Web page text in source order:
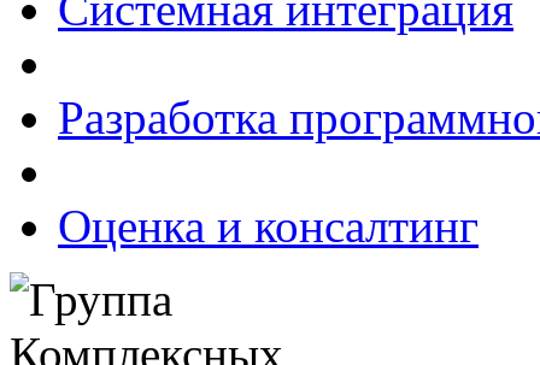
Разработка
Оценка и консалтинг